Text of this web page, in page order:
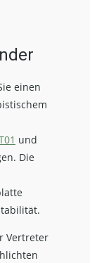
einen
und
Die
Vertreter